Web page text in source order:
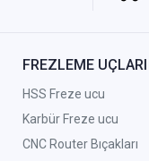
FREZLEME UÇLARI
HSS Freze ucu
Karbür Freze ucu
CNC Router Bıçakları